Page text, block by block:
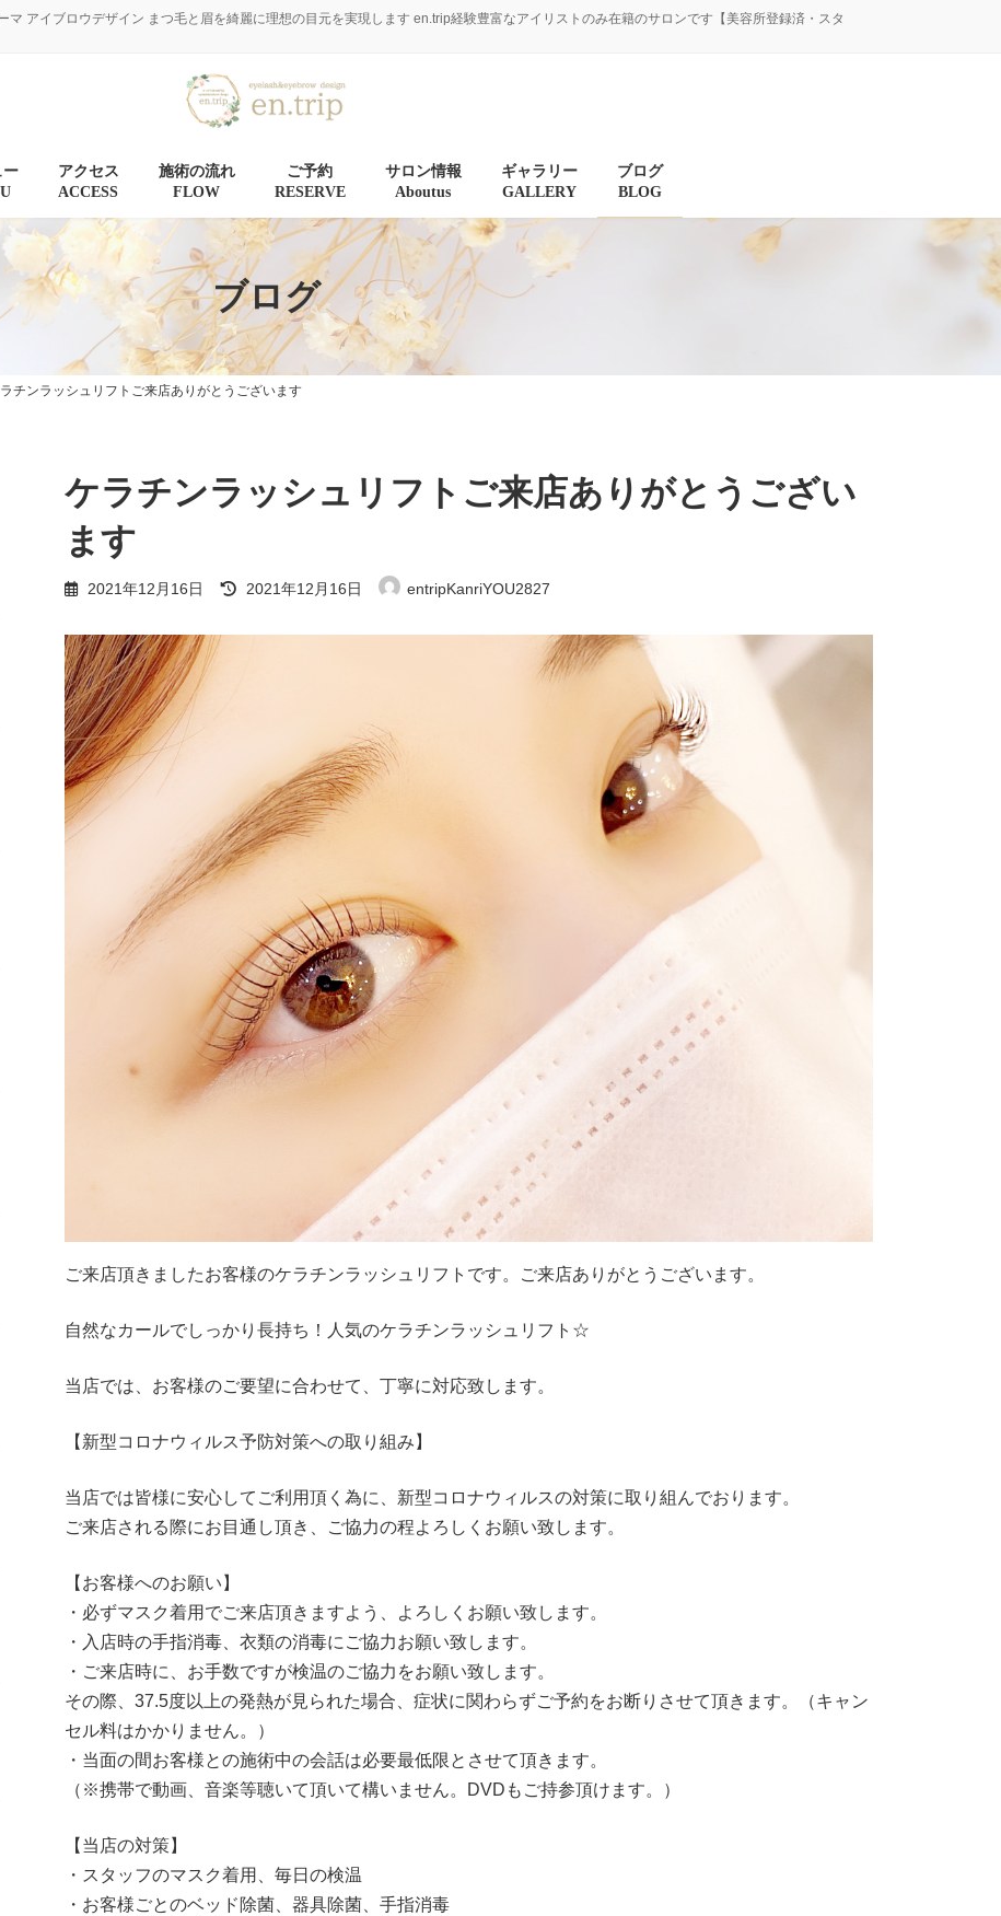
マ アイブロウデザイン まつ毛と眉を綺麗に理想の目元を実現します en.trip経験豊富なアイリストのみ在籍のサロンです【美容所登録済・スタ
ー
アクセス
ACCESS
施術の流れ
FLOW
ご予約
RESERVE
サロン情報
Aboutus
ギャラリー
GALLERY
ブログ
BLOG
ブログ
チンラッシュリフトご来店ありがとうございます
ケラチンラッシュリフトご来店ありがとうござい
ます
2021年12月16日
最
終
新
2021年12月16日 entripKanriYOU2827
ご来店頂きましたお客様のケラチンラッシュリフトです。ご来店ありがとうございます。
自然なカールでしっかり長持ち！人気のケラチンラッシュリフト☆
当店では、お客様のご要望に合わせて、丁寧に対応致します。
【新型コロナウィルス予防対策への取り組み】
当店では皆様に安心してご利用頂く為に、新型コロナウィルスの対策に取り組んでおります。
ご来店される際にお目通し頂き、ご協力の程よろしくお願い致します。
【お客様へのお願い】
・必ずマスク着用でご来店頂きますよう、よろしくお願い致します。
・入店時の手指消毒、衣類の消毒にご協力お願い致します。
・ご来店時に、お手数ですが検温のご協力をお願い致します。
その際、37.5度以上の発熱が見られた場合、症状に関わらずご予約をお断りさせて頂きます。（キャン
セル料はかかりません。）
・当面の間お客様との施術中の会話は必要最低限とさせて頂きます。
（※携帯で動画、音楽等聴いて頂いて構いません。DVDもご持参頂けます。）
【当店の対策】
・スタッフのマスク着用、毎日の検温
・お客様ごとのベッド除菌、器具除菌、手指消毒